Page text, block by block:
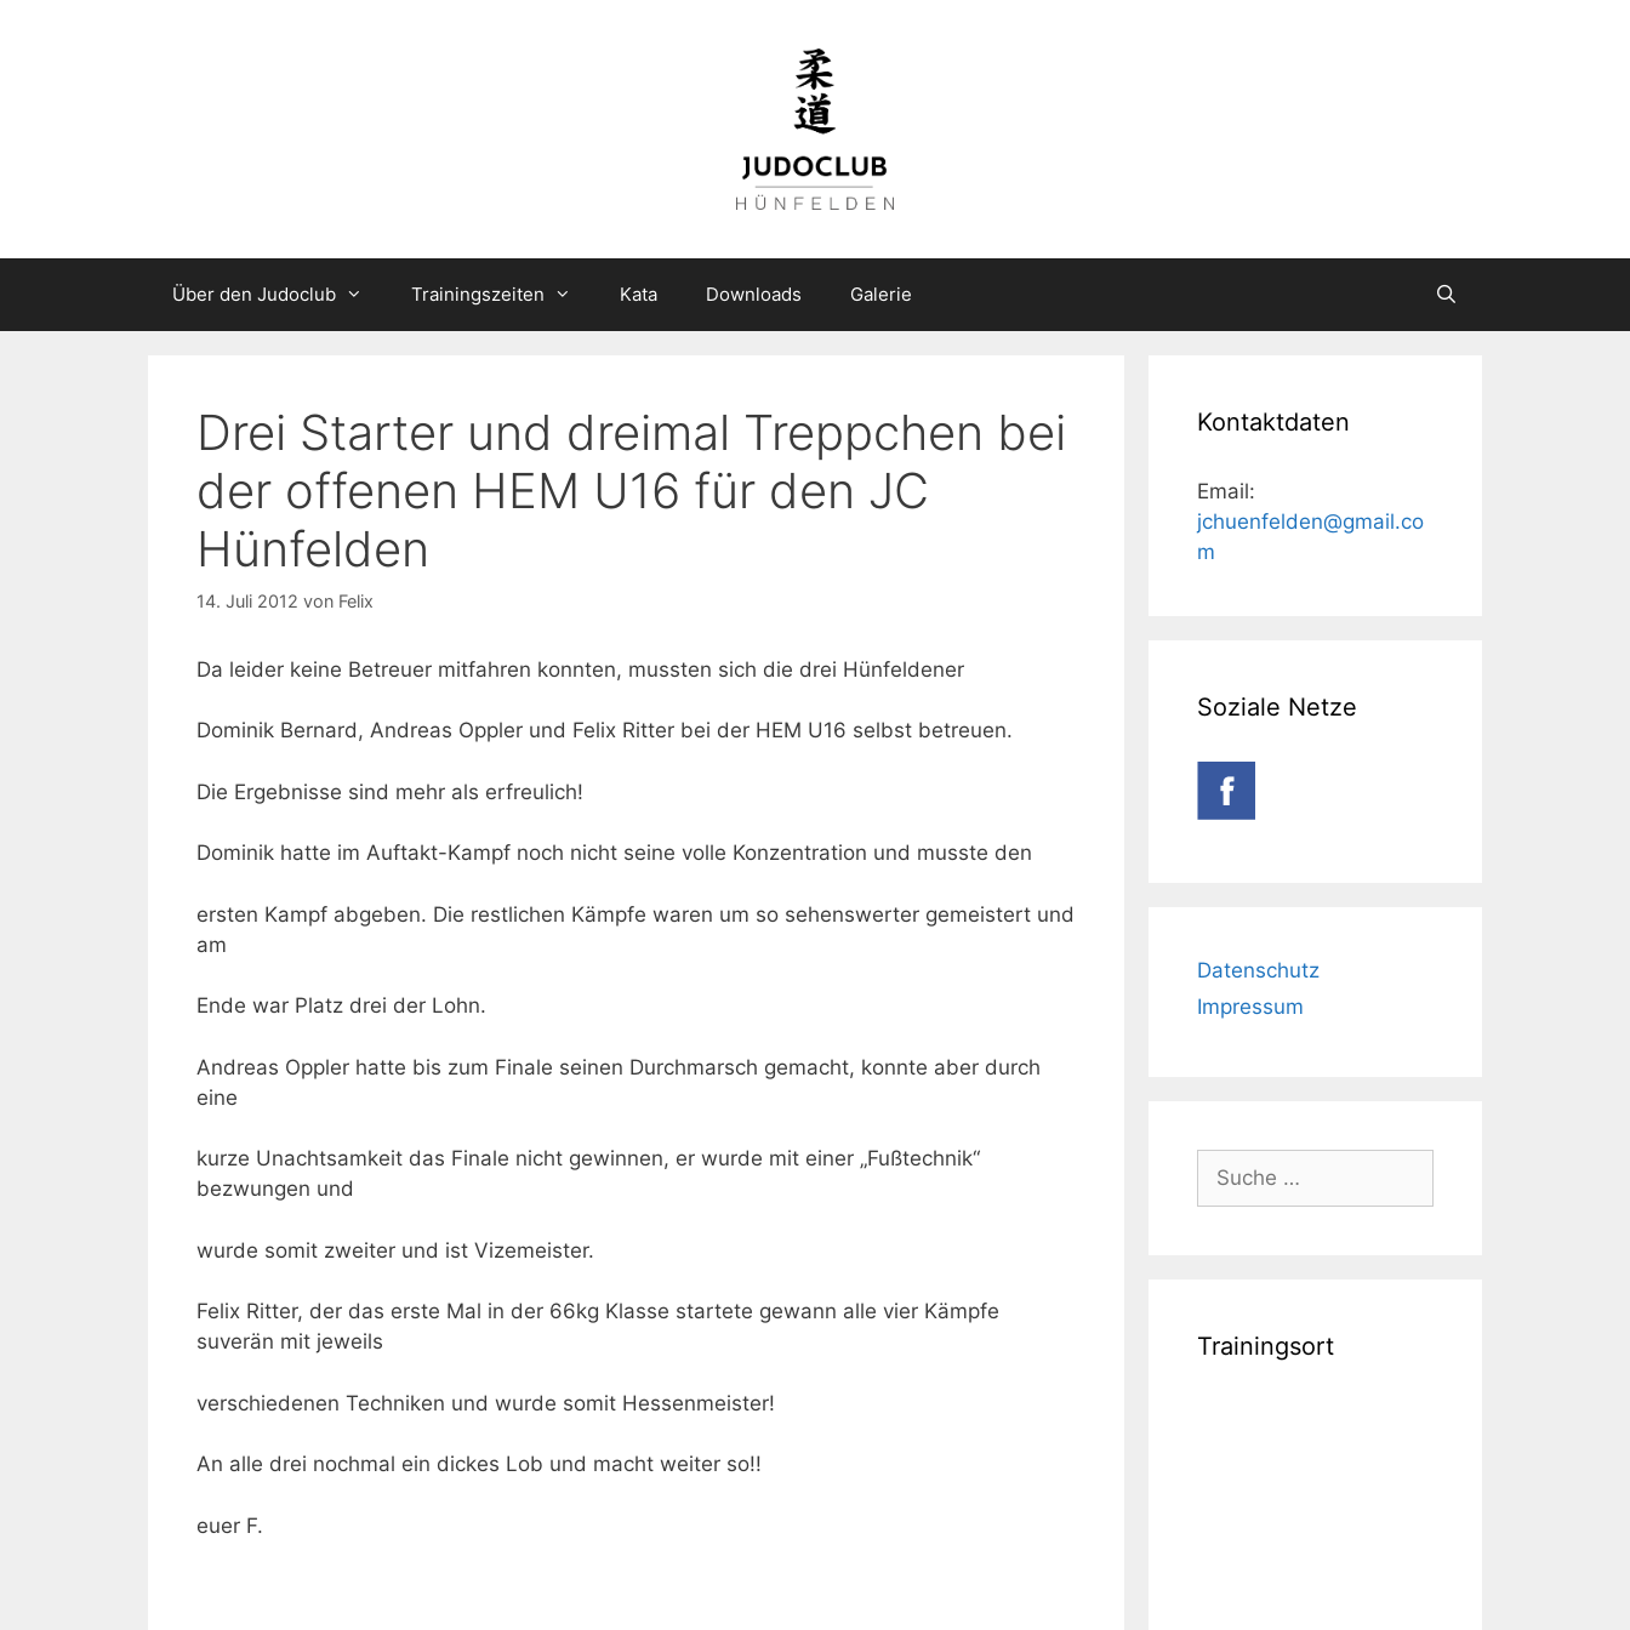
Über den Judoclub Trainingszeiten Kata Downloads Galerie
Drei Starter und dreimal Treppchen bei
der offenen HEM U16 für den JC
Hünfelden
14. Juli 2012 von Felix
Da leider keine Betreuer mitfahren konnten, mussten sich die drei Hünfeldener
Dominik Bernard, Andreas Oppler und Felix Ritter bei der HEM U16 selbst betreuen.
Die Ergebnisse sind mehr als erfreulich!
Dominik hatte im Auftakt-Kampf noch nicht seine volle Konzentration und musste den
ersten Kampf abgeben. Die restlichen Kämpfe waren um so sehenswerter gemeistert und
am
Ende war Platz drei der Lohn.
Andreas Oppler hatte bis zum Finale seinen Durchmarsch gemacht, konnte aber durch
eine
kurze Unachtsamkeit das Finale nicht gewinnen, er wurde mit einer „Fußtechnik“
bezwungen und
wurde somit zweiter und ist Vizemeister.
Felix Ritter, der das erste Mal in der 66kg Klasse startete gewann alle vier Kämpfe
suverän mit jeweils
verschiedenen Techniken und wurde somit Hessenmeister!
An alle drei nochmal ein dickes Lob und macht weiter so!!
euer F.
Kontaktdaten
Email:
jchuenfelden@gmail.co
m
Soziale Netze
Datenschutz
Impressum
Suche
nach:
Trainingsort